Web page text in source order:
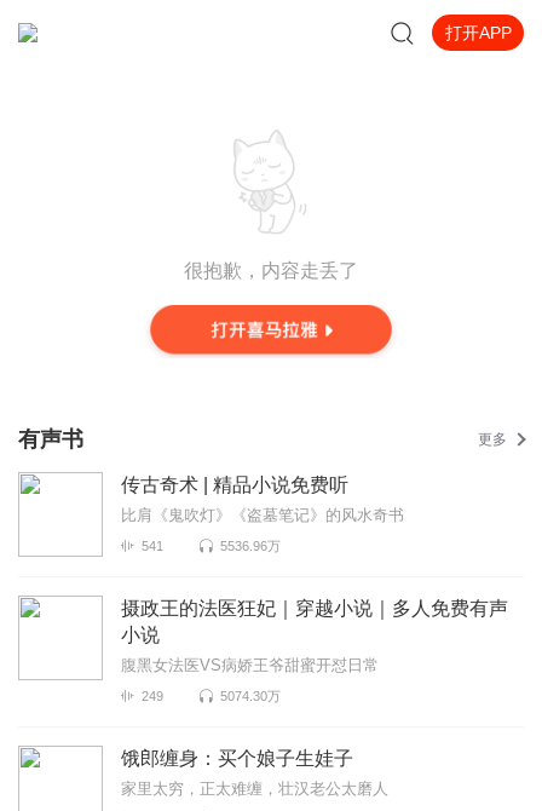
打开APP
很抱歉，内容走丢了
有声书 更多
传古奇术 | 精品小说免费听
比肩《鬼吹灯》《盗墓笔记》的风水奇书
541 5536.96万
摄政王的法医狂妃｜穿越小说｜多人免费有声
小说
腹黑女法医VS病娇王爷甜蜜开怼日常
249 5074.30万
饿郎缠身：买个娘子生娃子
家里太穷，正太难缠，壮汉老公太磨人